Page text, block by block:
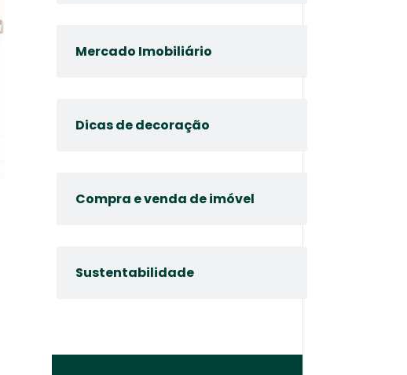
Mercado Imobiliário
Dicas de decoração
Compra e venda de imóvel
Sustentabilidade